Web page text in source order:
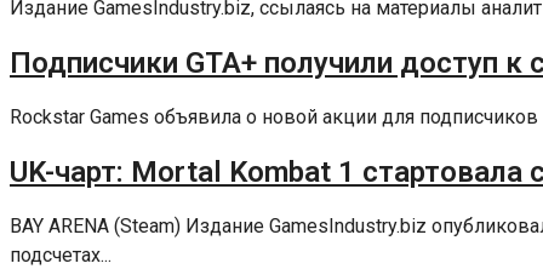
Издание GamesIndustry.biz, ссылаясь на материалы
Подписчики GTA+ получили доступ к
Rockstar Games объявила о новой акции для
UK-чарт: Mortal Kombat 1
BAY ARENA (Steam) Издание GamesIndustry.biz
подсчетах...